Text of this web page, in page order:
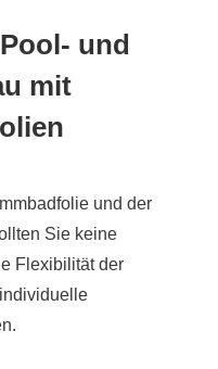
und
mit
und der
Sie keine
Flexibilität der